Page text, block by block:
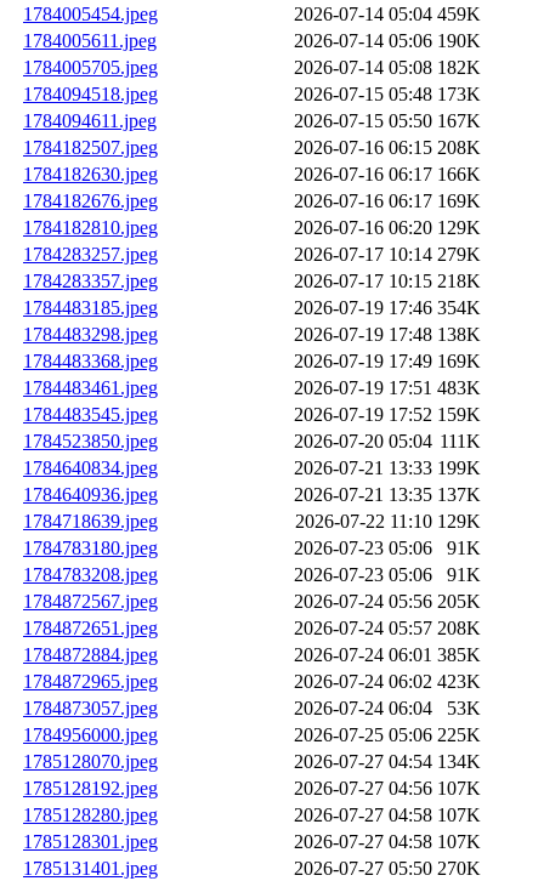
1784005454.jpeg
2026-07-14 05:04 459K
1784005611.jpeg
2026-07-14 05:06 190K
1784005705.jpeg
2026-07-14 05:08 182K
1784094518.jpeg
2026-07-15 05:48 173K
1784094611.jpeg
2026-07-15 05:50 167K
1784182507.jpeg
2026-07-16 06:15 208K
1784182630.jpeg
2026-07-16 06:17 166K
1784182676.jpeg
2026-07-16 06:17 169K
1784182810.jpeg
2026-07-16 06:20 129K
1784283257.jpeg
2026-07-17 10:14 279K
1784283357.jpeg
2026-07-17 10:15 218K
1784483185.jpeg
2026-07-19 17:46 354K
1784483298.jpeg
2026-07-19 17:48 138K
1784483368.jpeg
2026-07-19 17:49 169K
1784483461.jpeg
2026-07-19 17:51 483K
1784483545.jpeg
2026-07-19 17:52 159K
1784523850.jpeg
2026-07-20 05:04 111K
1784640834.jpeg
2026-07-21 13:33 199K
1784640936.jpeg
2026-07-21 13:35 137K
1784718639.jpeg
2026-07-22 11:10 129K
1784783180.jpeg
2026-07-23 05:06
91K
1784783208.jpeg
2026-07-23 05:06
91K
1784872567.jpeg
2026-07-24 05:56 205K
1784872651.jpeg
2026-07-24 05:57 208K
1784872884.jpeg
2026-07-24 06:01 385K
1784872965.jpeg
2026-07-24 06:02 423K
1784873057.jpeg
2026-07-24 06:04
53K
1784956000.jpeg
2026-07-25 05:06 225K
1785128070.jpeg
2026-07-27 04:54 134K
1785128192.jpeg
2026-07-27 04:56 107K
1785128280.jpeg
2026-07-27 04:58 107K
1785128301.jpeg
2026-07-27 04:58 107K
1785131401.jpeg
2026-07-27 05:50 270K